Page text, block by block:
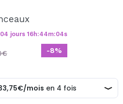
vous pourrez
vérifier l'état de vos
opérations précédentes.
04 jours 16h:44m:04s
-8%